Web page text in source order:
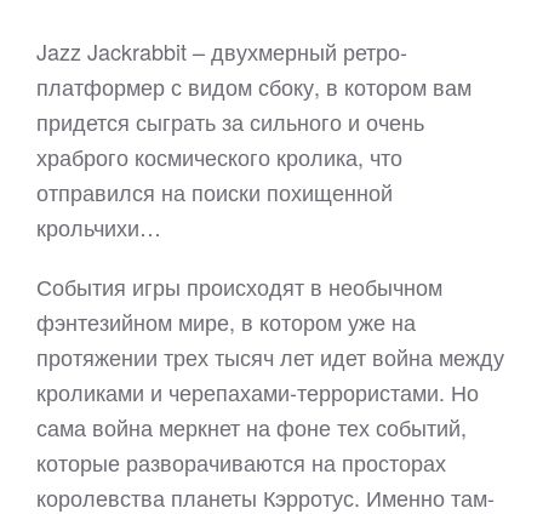
Jazz Jackrabbit – двухмерный ретро-
платформер с видом сбоку, в котором вам
придется сыграть за сильного и очень
храброго космического кролика, что
отправился на поиски похищенной
крольчихи…
События игры происходят в необычном
фэнтезийном мире, в котором уже на
протяжении трех тысяч лет идет война между
кроликами и черепахами-террористами. Но
сама война меркнет на фоне тех событий,
которые разворачиваются на просторах
королевства планеты Кэрротус. Именно там-